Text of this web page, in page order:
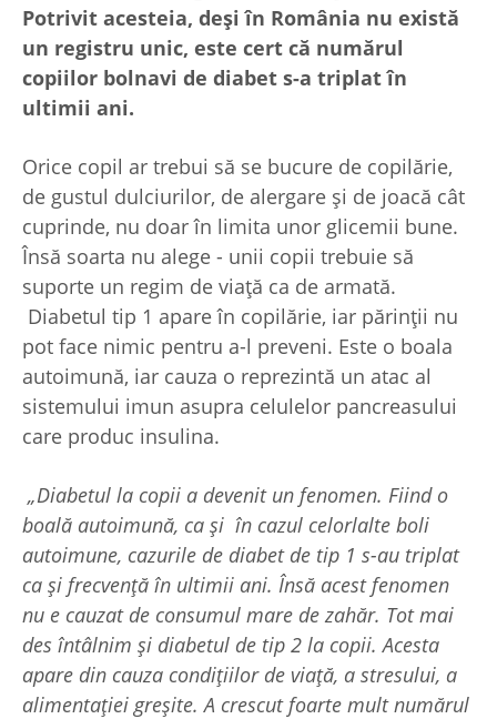
Potrivit acesteia, deși în România nu există
un registru unic, este cert că numărul
copiilor bolnavi de diabet s-a triplat în
ultimii ani.
Orice copil ar trebui să se bucure de copilărie,
de gustul dulciurilor, de alergare și de joacă cât
cuprinde, nu doar în limita unor glicemii bune.
Însă soarta nu alege - unii copii trebuie să
suporte un regim de viață ca de armată.
Diabetul tip 1 apare în copilărie, iar părinții nu
pot face nimic pentru a-l preveni. Este o boala
autoimună, iar cauza o reprezintă un atac al
sistemului imun asupra celulelor pancreasului
care produc insulina.
„Diabetul la copii a devenit un fenomen. Fiind o
boală autoimună, ca și în cazul celorlalte boli
autoimune, cazurile de diabet de tip 1 s-au triplat
ca și frecvență în ultimii ani. Însă acest fenomen
nu e cauzat de consumul mare de zahăr. Tot mai
des întâlnim și diabetul de tip 2 la copii. Acesta
apare din cauza condițiilor de viață, a stresului, a
alimentației greșite. A crescut foarte mult numărul